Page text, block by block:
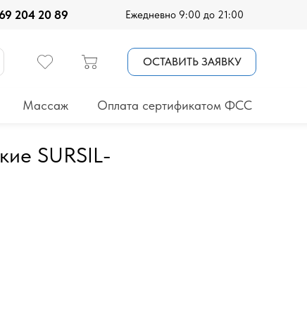
Ежедневно 9:00 до 21:00
204 20 89
Массаж
ОСТАВИТЬ ЗАЯВКУ
Оплата сертификатом ФСС
SURSIL-